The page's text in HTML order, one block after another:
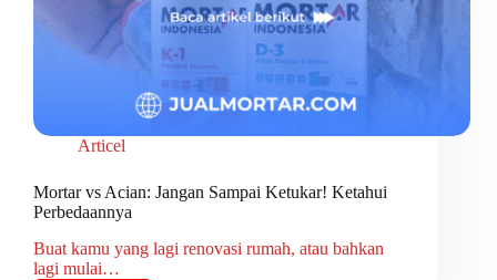
Articel
Mortar vs Acian: Jangan Sampai Ketukar! Ketahui
Perbedaannya
Buat kamu yang lagi renovasi rumah, atau bahkan
lagi mulai…